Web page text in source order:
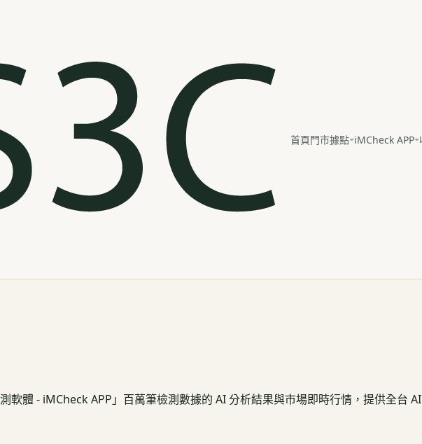
首頁門市據點 iMCheck APP
體 - iMCheck APP」百萬筆檢測數據的 AI 分析結果與市場即時行情，提供全台 AI